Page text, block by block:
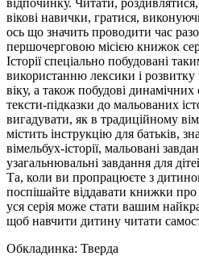
відпочинку. Читати,
вікові навички, гратися,
ось що значить проводити час
першочерговою місією книжок
Історії спеціально побудовані
використанню лексики і
віку, а також побудові динамічних
тексти-підказки до мальованих
вигадувати, як в традиційному
містить інструкцію для батьків,
вімельбух-історії, мальовані
узагальнювальні завдання для
Та, коли ви пропрацюєте з
поспішайте віддавати книжки
уся серія може стати вашим
щоб навчити дитину читати
Обкладинка: Тверда